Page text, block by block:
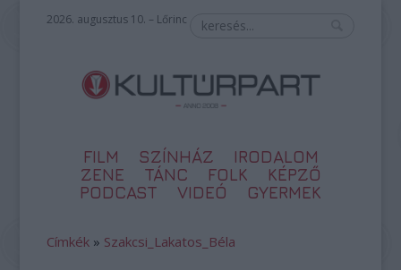
2026. augusztus 10. – Lőrinc
FILM SZÍNHÁZ
IRODALOM
ZENE
TÁNC FOLK
KÉPZŐ
PODCAST
VIDEÓ GYERMEK
Címkék » Szakcsi_Lakatos_Béla